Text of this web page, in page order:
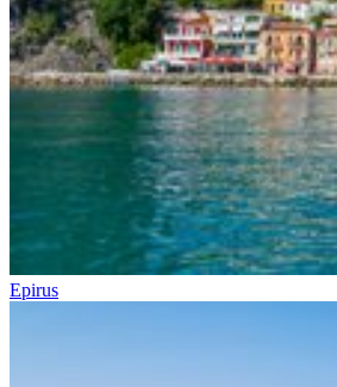
Epirus